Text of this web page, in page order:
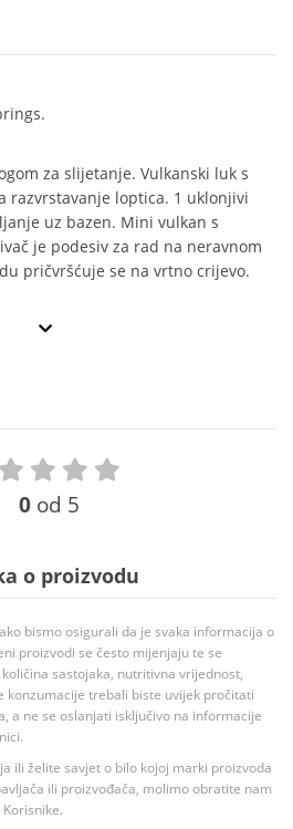
za slijetanje. Vulkanski luk s
razvrstavanje loptica. 1 uklonjivi
uz bazen. Mini vulkan s
je podesiv za rad na neravnom
pričvršćuje se na vrtno crijevo.
0 od 5
o proizvodu
bismo osigurali da je svaka informacija o
proizvodi se često mijenjaju te se
sastojaka, nutritivna vrijednost,
trebali biste uvijek pročitati
a ne se oslanjati isključivo na informacije
ili želite savjet o bilo kojoj marki proizvoda
ili proizvođača, molimo obratite nam